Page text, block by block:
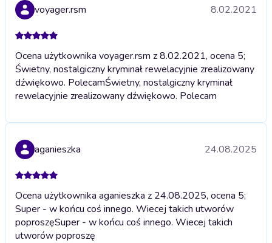
voyager.rsm 8.02.2021
Ocena użytkownika voyager.rsm z 8.02.2021, ocena 5;
Świetny, nostalgiczny kryminał rewelacyjnie zrealizowany
dźwiękowo. PolecamŚwietny, nostalgiczny kryminał
rewelacyjnie zrealizowany dźwiękowo. Polecam
aganieszka 24.08.2025
Ocena użytkownika aganieszka z 24.08.2025, ocena 5;
Super - w końcu coś innego. Wiecej takich utworów
poproszęSuper - w końcu coś innego. Wiecej takich
utworów poproszę